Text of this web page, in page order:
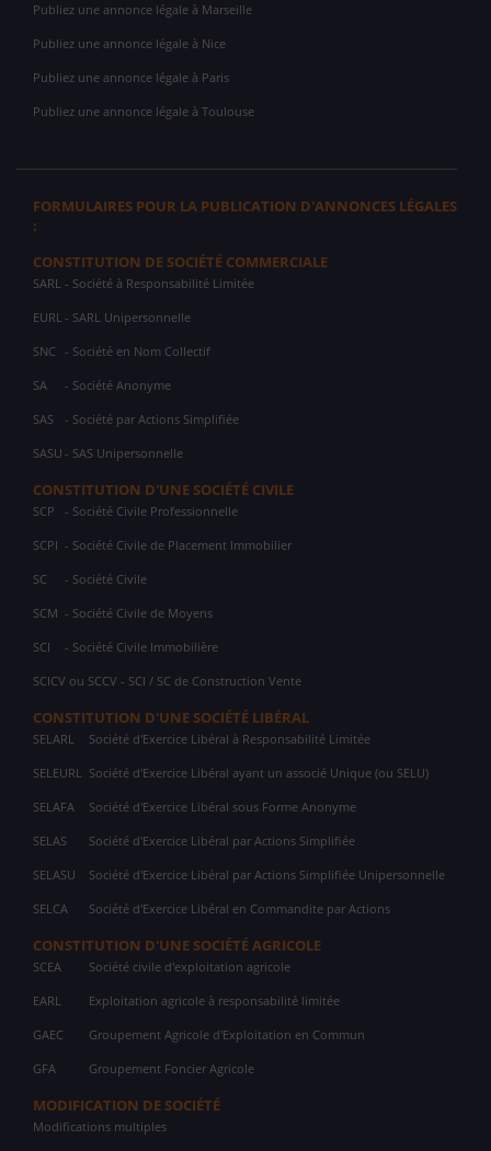
Publiez une annonce légale à Marseille
Publiez une annonce légale à Nice
Publiez une annonce légale à Paris
Publiez une annonce légale à Toulouse
FORMULAIRES POUR LA PUBLICATION D'ANNONCES LÉGALES
:
CONSTITUTION DE SOCIÉTÉ COMMERCIALE
SARL - Société à Responsabilité Limitée
EURL - SARL Unipersonnelle
SNC - Société en Nom Collectif
SA - Société Anonyme
SAS - Société par Actions Simplifiée
SASU - SAS Unipersonnelle
CONSTITUTION D'UNE SOCIÉTÉ CIVILE
SCP - Société Civile Professionnelle
SCPI - Société Civile de Placement Immobilier
SC - Société Civile
SCM - Société Civile de Moyens
SCI - Société Civile Immobilière
SCICV ou SCCV - SCI / SC de Construction Vente
CONSTITUTION D'UNE SOCIÉTÉ LIBÉRAL
SELARL Société d'Exercice Libéral à Responsabilité Limitée
SELEURL Société d'Exercice Libéral ayant un associé Unique (ou SELU)
SELAFA Société d'Exercice Libéral sous Forme Anonyme
SELAS Société d'Exercice Libéral par Actions Simplifiée
SELASU Société d'Exercice Libéral par Actions Simplifiée Unipersonnelle
SELCA Société d'Exercice Libéral en Commandite par Actions
CONSTITUTION D'UNE SOCIÉTÉ AGRICOLE
SCEA Société civile d'exploitation agricole
EARL Exploitation agricole à responsabilité limitée
GAEC Groupement Agricole d'Exploitation en Commun
GFA Groupement Foncier Agricole
MODIFICATION DE SOCIÉTÉ
Modifications multiples